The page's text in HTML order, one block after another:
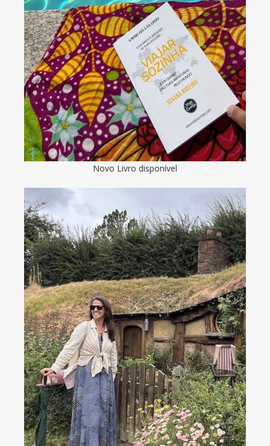
Novo Livro disponível